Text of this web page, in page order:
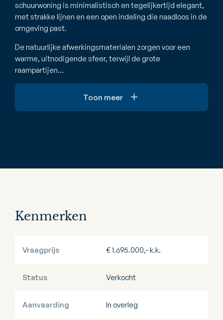
schuurwoning is minimalistisch en tegelijkertijd elegant,
met strakke lijnen en een open indeling die naadloos in de
omgeving past.
De natuurlijke afwerkingsmaterialen zorgen voor een
warme, uitnodigende sfeer, terwijl de grote
raampartijen…
Toon meer
Kenmerken
Vraagprijs € 1.695.000,- k.k.
Status Verkocht
Aanvaarding In overleg